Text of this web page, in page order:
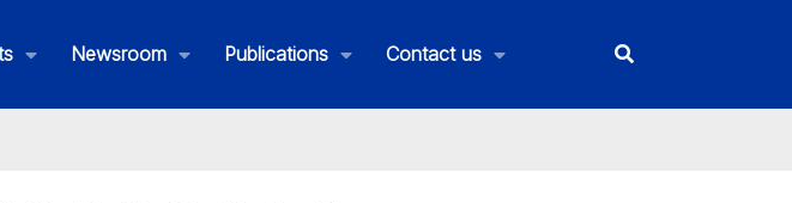
Newsroom Publications Contact us